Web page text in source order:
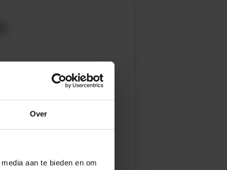
Over
aan te bieden en om